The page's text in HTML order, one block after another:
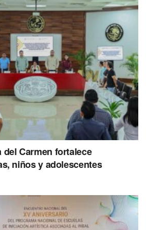
bonito ver a las familias que
que les están dando
papalote es una
de lo que ustedes, niños,
la pintan”, expresó.
Carmen fortalece
niños y adolescentes